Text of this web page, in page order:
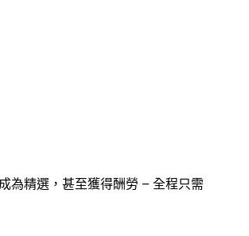
為精選，甚至獲得酬勞 – 全程只需